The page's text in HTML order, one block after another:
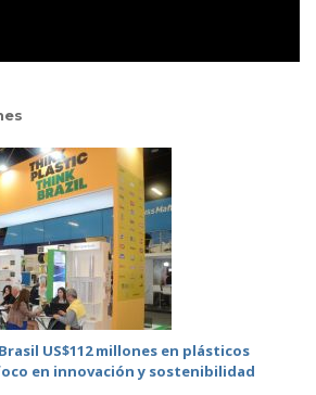
US$112 millones en plásticos
en innovación y sostenibilidad